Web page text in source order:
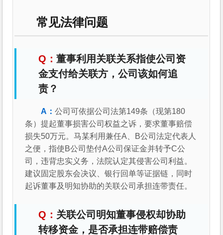
常见法律问题
董事利用关联关系指使公司资
金支付给关联方，公司该如何追
责？
公司可依据公司法第149条（现第180
条）提起董事损害公司权益之诉，要求董事赔偿
损失50万元。马某利用兼任A、B公司法定代表人
之便，指使B公司垫付A公司保证金并转予C公
司，违背忠实义务，法院认定其侵害公司利益。
建议固定股东会决议、银行回单等证据链，同时
起诉董事及明知协助的关联公司承担连带责任。
关联公司明知董事侵权却协助
转移资金，是否承担连带赔偿责